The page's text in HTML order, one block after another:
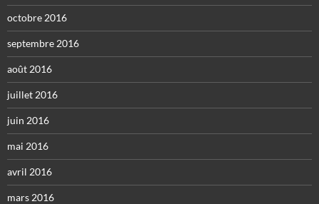
octobre 2016
septembre 2016
août 2016
juillet 2016
juin 2016
mai 2016
avril 2016
mars 2016